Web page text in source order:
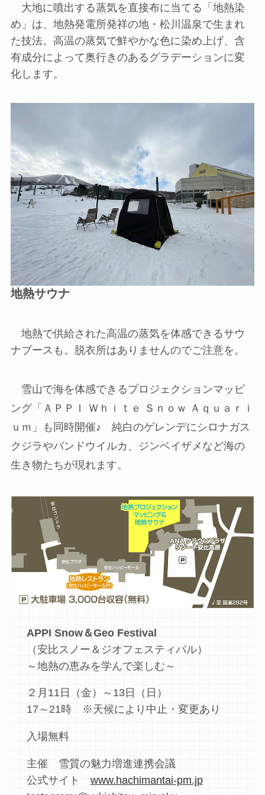
大地に噴出する蒸気を直接布に当てる「地熱染
め」は、地熱発電所発祥の地・松川温泉で生まれ
た技法。高温の蒸気で鮮やかな色に染め上げ、含
有成分によって奥行きのあるグラデーションに変
化します。
地熱サウナ
地熱で供給された高温の蒸気を体感できるサウ
ナブースも。脱衣所はありませんのでご注意を。
雪山で海を体感できるプロジェクションマッピ
ング「ＡＰＰＩ Ｗｈｉｔｅ Ｓｎｏｗ Ａｑｕａｒｉ
ｕｍ」も同時開催♪ 純白のゲレンデにシロナガス
クジラやバンドウイルカ、ジンベイザメなど海の
生き物たちが現れます。
APPI Snow＆Geo Festival
（安比スノー＆ジオフェスティバル）
～地熱の恵みを学んで楽しむ～
２月11日（金）～13日（日）
17～21時 ※天候により中止・変更あり
入場無料
主催 雪質の魅力増進連携会議
公式サイト www.hachimantai-pm.jp